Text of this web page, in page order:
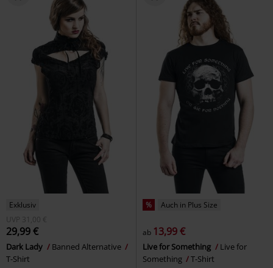
Exklusiv
UVP
31,00 €
29,99 €
Dark Lady
Banned Alternative
T-Shirt
% Auch in Plus Size
ab 13,99 €
Live for Something
Live for
Something
T-Shirt